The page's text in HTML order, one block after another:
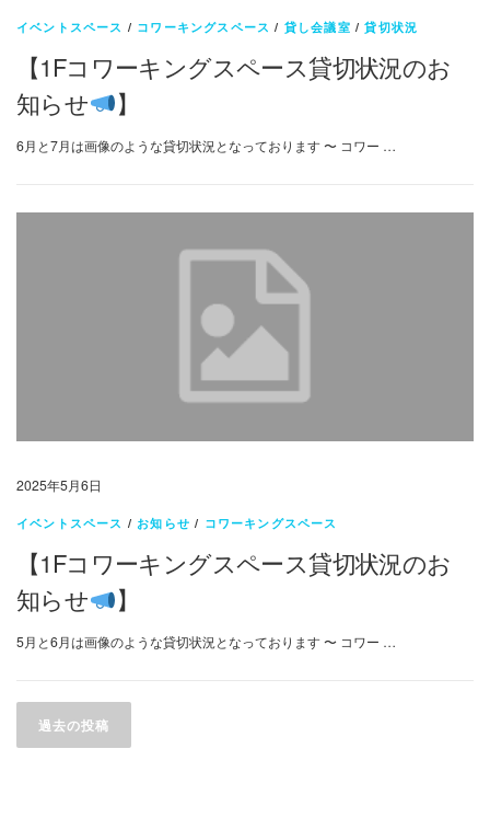
イベントスペース / コワーキングスペース / 貸し会議室 /貸切状況
【1Fコワーキングスペース貸切状況のお
知らせ
】
6月と7月は画像のような貸切状況となっております 〜 コワー …
2025年5月6日
イベントスペース /お知らせ / コワーキングスペース
【1Fコワーキングスペース貸切状況のお
知らせ
】
5月と6月は画像のような貸切状況となっております 〜 コワー …
投
稿
ナ
過去の投稿